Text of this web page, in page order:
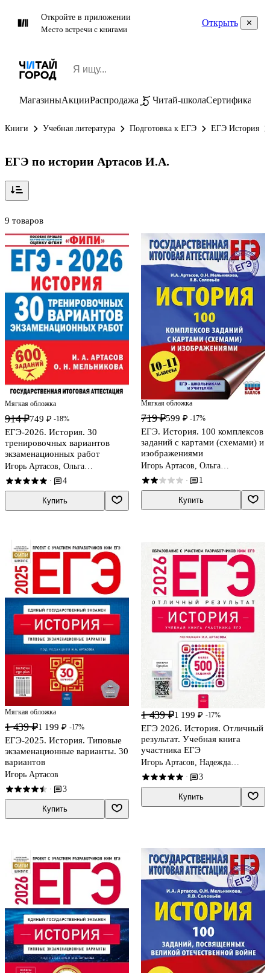
Откройте в приложении
Место встречи с книгами
Открыть
МагазиныАкцииРаспродажа Читай-школаСертификаты
Книги Учебная литература Подготовка к ЕГЭ ЕГЭ История
ЕГЭ по истории Артасов И.А.
9 товаров
Мягкая обложка
914 ₽749 ₽ -18%
ЕГЭ-2026. История. 30
тренировочных вариантов
экзаменационных работ
Игорь Артасов, Ольга
Мельникова
· 4
Купить
Мягкая обложка
719 ₽599 ₽ -17%
ЕГЭ. История. 100 комплексов
заданий с картами (схемами) и
изображениями
Игорь Артасов, Ольга
Мельникова, Ян Соловьёв
· 1
Купить
Мягкая обложка
1 439 ₽1 199 ₽ -17%
ЕГЭ-2025. История. Типовые
экзаменационные варианты. 30
вариантов
Игорь Артасов
· 3
Купить
1 439 ₽1 199 ₽ -17%
ЕГЭ 2026. История. Отличный
результат. Учебная книга
участника ЕГЭ
Игорь Артасов, Надежда
Крицкая, Ольга Мельникова
· 3
Купить